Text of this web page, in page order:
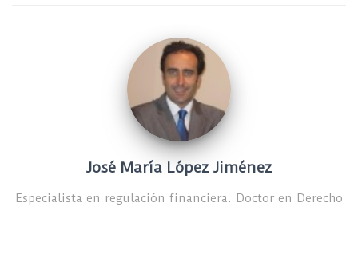
José María López Jiménez
Especialista en regulación financiera. Doctor en Derecho